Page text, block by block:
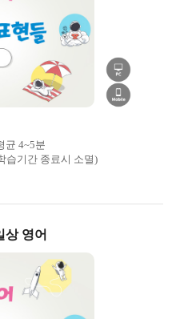
균 4~5분
습기간 종료시 소멸)
상 영어